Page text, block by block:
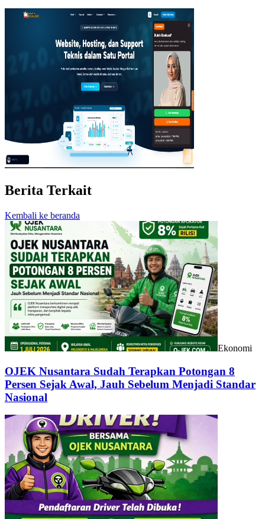
Berita Terkait
Kembali ke beranda
Ekonomi
OJEK Nusantara Sudah Terapkan Potongan 8
Persen Sejak Awal, Jauh Sebelum Menjadi Standar
Nasional